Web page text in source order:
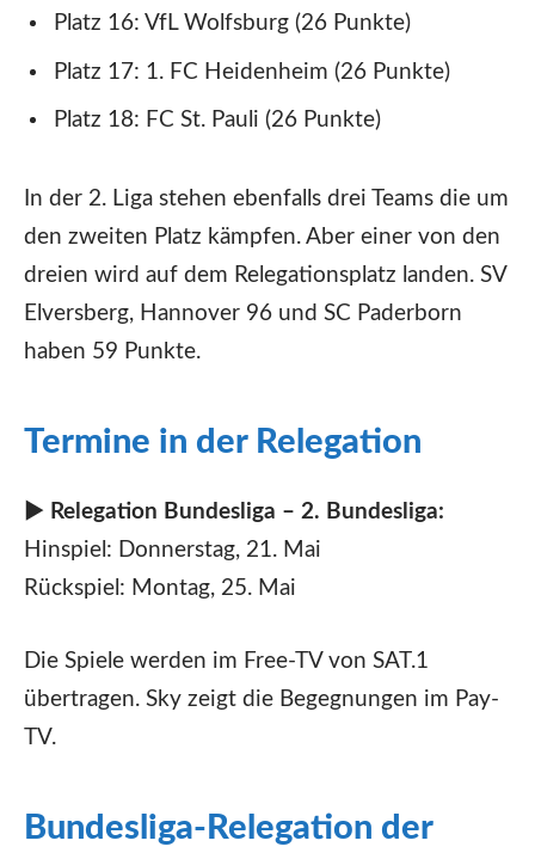
Platz 16: VfL Wolfsburg (26 Punkte)
Platz 17: 1. FC Heidenheim (26 Punkte)
Platz 18: FC St. Pauli (26 Punkte)
In der 2. Liga stehen ebenfalls drei Teams die um
den zweiten Platz kämpfen. Aber einer von den
dreien wird auf dem Relegationsplatz landen. SV
Elversberg, Hannover 96 und SC Paderborn
haben 59 Punkte.
Termine in der Relegation
► Relegation Bundesliga – 2. Bundesliga:
Hinspiel: Donnerstag, 21. Mai
Rückspiel: Montag, 25. Mai
Die Spiele werden im Free-TV von SAT.1
übertragen. Sky zeigt die Begegnungen im Pay-
TV.
Bundesliga-Relegation der